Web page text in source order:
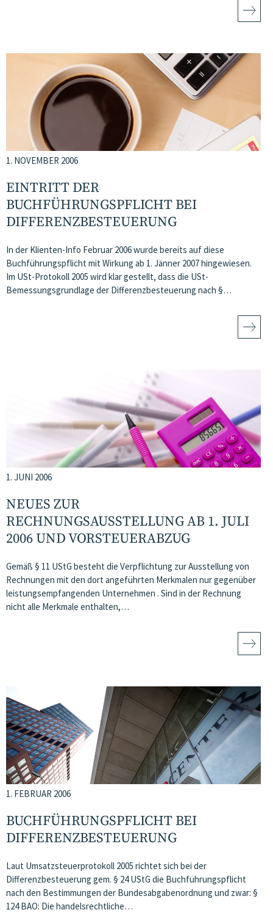
1. NOVEMBER 2006
EINTRITT DER
BUCHFÜHRUNGSPFLICHT BEI
DIFFERENZBESTEUERUNG
In der Klienten-Info Februar 2006 wurde bereits auf diese
Buchführungspflicht mit Wirkung ab 1. Jänner 2007 hingewiesen.
Im USt-Protokoll 2005 wird klar gestellt, dass die USt-
Bemessungsgrundlage der Differenzbesteuerung nach §…
1. JUNI 2006
NEUES ZUR
RECHNUNGSAUSSTELLUNG AB 1. JULI
2006 UND VORSTEUERABZUG
Gemäß § 11 UStG besteht die Verpflichtung zur Ausstellung von
Rechnungen mit den dort angeführten Merkmalen nur gegenüber
leistungsempfangenden Unternehmen . Sind in der Rechnung
nicht alle Merkmale enthalten,…
1. FEBRUAR 2006
BUCHFÜHRUNGSPFLICHT BEI
DIFFERENZBESTEUERUNG
Laut Umsatzsteuerprotokoll 2005 richtet sich bei der
Differenzbesteuerung gem. § 24 UStG die Buchführungspflicht
nach den Bestimmungen der Bundesabgabenordnung und zwar: §
124 BAO: Die handelsrechtliche…